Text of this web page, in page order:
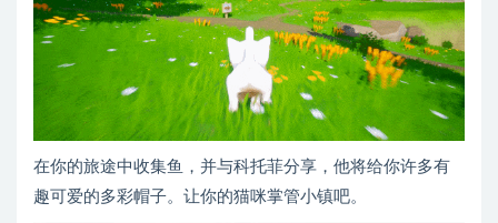
在你的旅途中收集鱼，并与科托菲分享，他将给你许多有
趣可爱的多彩帽子。让你的猫咪掌管小镇吧。